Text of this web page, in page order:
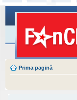
Prima pagină